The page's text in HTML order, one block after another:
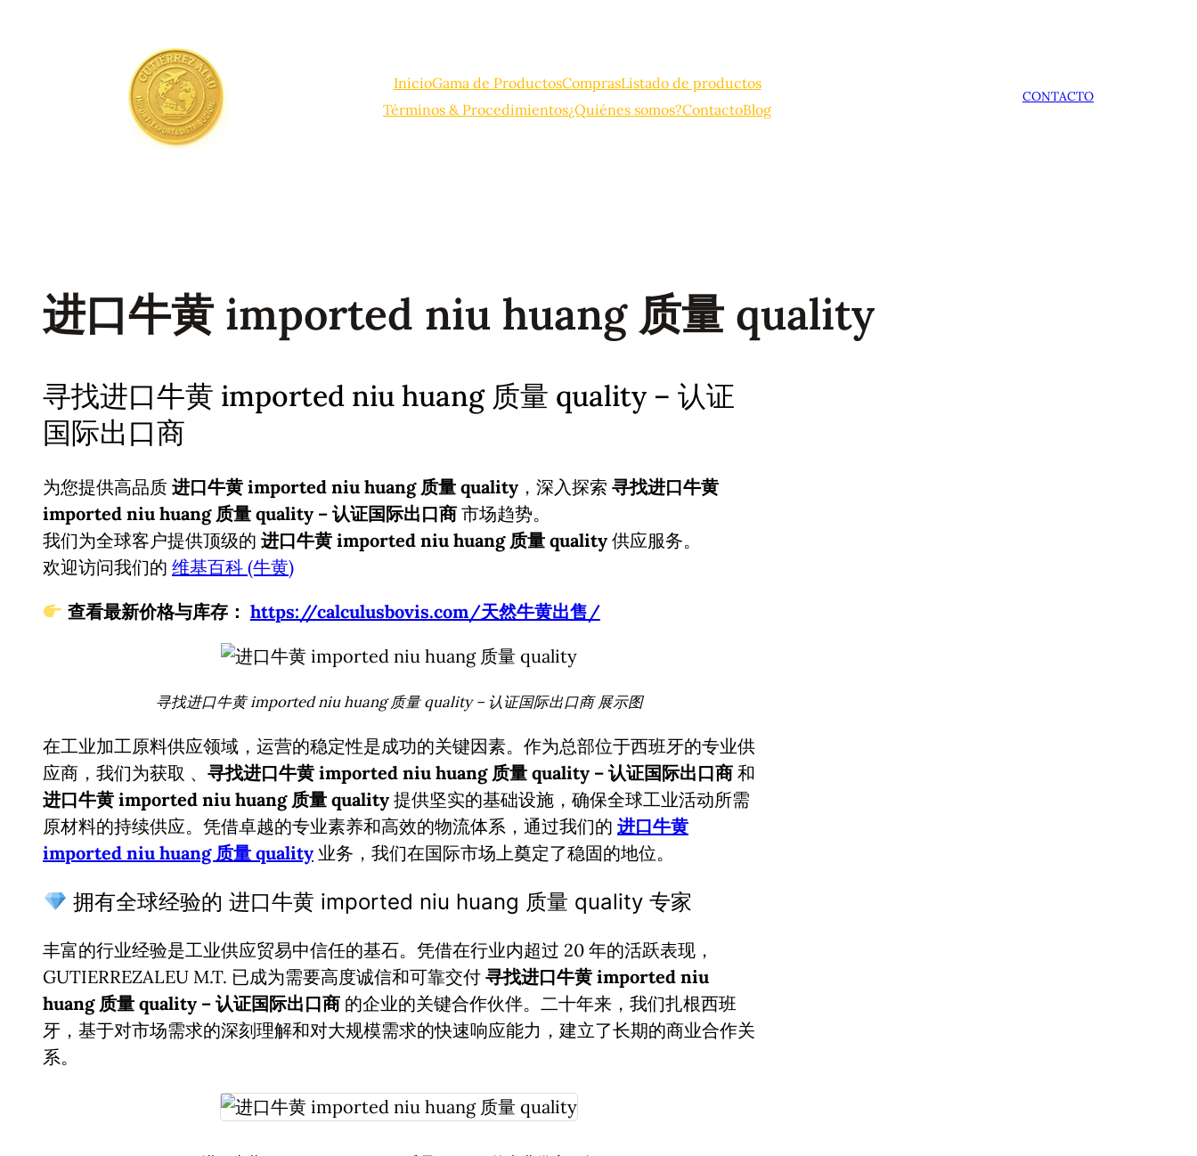
InicioGama de ProductosComprasListado de productos
Términos & Procedimientos¿Quiénes somos?ContactoBlog
CONTACTO
进口牛黄 imported niu huang 质量 quality
寻找进口牛黄 imported niu huang 质量 quality – 认证
国际出口商
为您提供高品质 进口牛黄 imported niu huang 质量 quality ，深入探索 寻找进口牛黄
imported niu huang 质量 quality – 认证国际出口商 市场趋势。
我们为全球客户提供顶级的 进口牛黄 imported niu huang 质量 quality 供应服务。
欢迎访问我们的 维基百科 (牛黄)
查看最新价格与库存： https://calculusbovis.com/天然牛黄出售/
寻找进口牛黄 imported niu huang 质量 quality – 认证国际出口商 展示图
在工业加工原料供应领域，运营的稳定性是成功的关键因素。作为总部位于西班牙的专业供
应商，我们为获取 、 寻找进口牛黄 imported niu huang 质量 quality – 认证国际出口商 和
进口牛黄 imported niu huang 质量 quality 提供坚实的基础设施，确保全球工业活动所需
原材料的持续供应。凭借卓越的专业素养和高效的物流体系，通过我们的 进口牛黄
imported niu huang 质量 quality 业务，我们在国际市场上奠定了稳固的地位。
拥有全球经验的 进口牛黄 imported niu huang 质量 quality 专家
丰富的行业经验是工业供应贸易中信任的基石。凭借在行业内超过 20 年的活跃表现，
GUTIERREZALEU M.T. 已成为需要高度诚信和可靠交付 寻找进口牛黄 imported niu
huang 质量 quality – 认证国际出口商 的企业的关键合作伙伴。二十年来，我们扎根西班
牙，基于对市场需求的深刻理解和对大规模需求的快速响应能力，建立了长期的商业合作关
系。